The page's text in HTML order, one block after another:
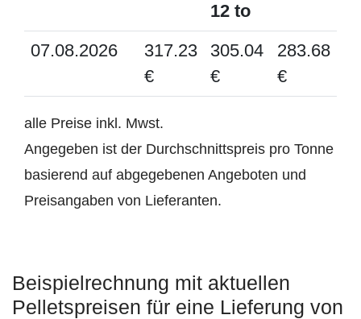
12 to
07.08.2026
317.23
€
305.04
€
283.68
€
alle Preise inkl. Mwst.
Angegeben ist der Durchschnittspreis pro Tonne
basierend auf abgegebenen Angeboten und
Preisangaben von Lieferanten.
Beispielrechnung mit aktuellen
Pelletspreisen für eine Lieferung von